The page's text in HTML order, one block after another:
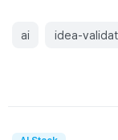
ai idea-